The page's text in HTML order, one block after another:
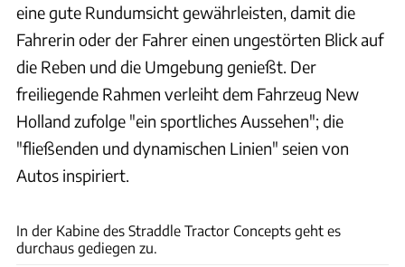
eine gute Rundumsicht gewährleisten, damit die
Fahrerin oder der Fahrer einen ungestörten Blick auf
die Reben und die Umgebung genießt. Der
freiliegende Rahmen verleiht dem Fahrzeug New
Holland zufolge "ein sportliches Aussehen"; die
"fließenden und dynamischen Linien" seien von
Autos inspiriert.
In der Kabine des Straddle Tractor Concepts geht es
durchaus gediegen zu.